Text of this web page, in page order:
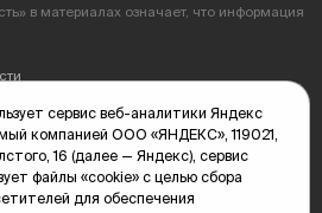
в материалах означает, что информация
Геологоразведчиков, 28А
сервис веб-аналитики Яндекс
компанией ООО «ЯНДЕКС», 119021,
16 (далее — Яндекс), сервис
файлы «cookie» с целью сбора
для обеспечения